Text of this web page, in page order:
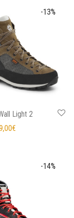
-13%
Light 2
originale era:
€Il prezzo attuale è:
-14%